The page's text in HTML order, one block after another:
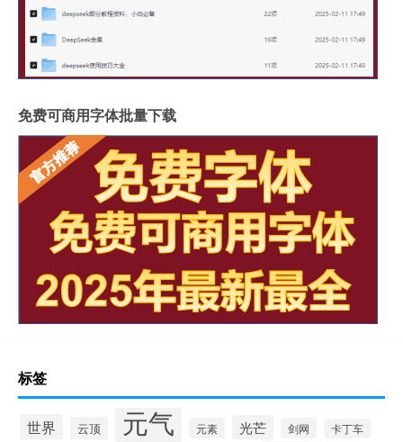
免费可商用字体批量下载
标签
世界 云顶 元气 元素 光芒 剑网 卡丁车